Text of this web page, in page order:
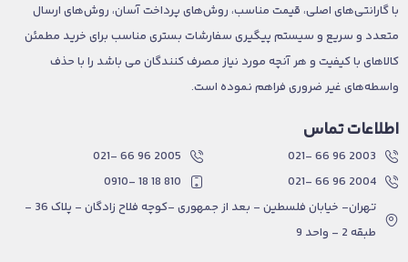
با گارانتی‌های اصلی، قیمت مناسب، روش‌های پرداخت آسان، روش‌های ارسال
متعدد و سریع و سیستم پیگیری سفارشات بستری مناسب برای خرید مطمئن
کالاهای با کیفیت و هر آنچه مورد نیاز مصرف کنندگان می باشد را با حذف
واسطه‌های غیر ضروری فراهم نموده است.
اطلاعات تماس
2003 96 66 -021
2004 96 66 -021
2005 96 66 -021
810 18 18 -0910
تهران- خیابان فلسطین - بعد از جمهوری -کوچه فلاح زادگان - پلاک 36 -
طبقه 2 - واحد 9